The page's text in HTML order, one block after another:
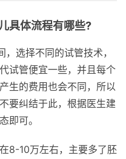
具体流程有哪些?
选择不同的试管技术，
试管便宜一些，并且每个
生的费用也会不同，所以
要纠结于此，根据医生建
即可。
8-10万左右，主要多了胚